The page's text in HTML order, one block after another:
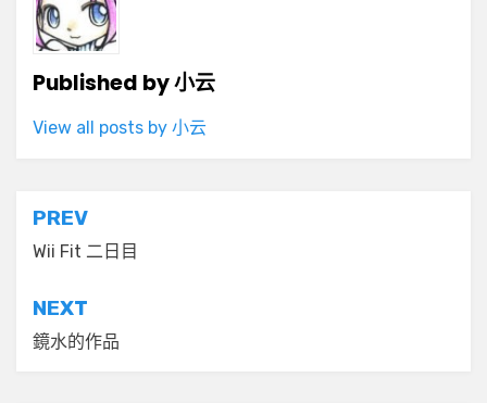
Published by小云
View all posts by 小云
文
章
導
覽
PREV
Wii Fit 二日目
NEXT
鏡水的作品